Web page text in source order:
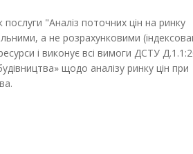
"Аналіз поточних цін на ринку
а не розрахунковими
і виконує всі вимоги ДСТУ
щодо аналізу ринку цін при